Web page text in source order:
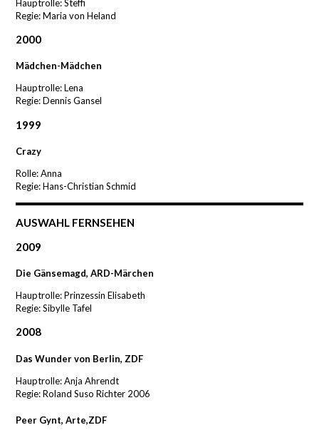
Hauptrolle: Steffi
Regie: Maria von Heland
2000
Mädchen-Mädchen
Hauptrolle: Lena
Regie: Dennis Gansel
1999
Crazy
Rolle: Anna
Regie: Hans-Christian Schmid
AUSWAHL FERNSEHEN
2009
Die Gänsemagd, ARD-Märchen
Hauptrolle: Prinzessin Elisabeth
Regie: Sibylle Tafel
2008
Das Wunder von Berlin, ZDF
Hauptrolle: Anja Ahrendt
Regie: Roland Suso Richter 2006
Peer Gynt, Arte,ZDF